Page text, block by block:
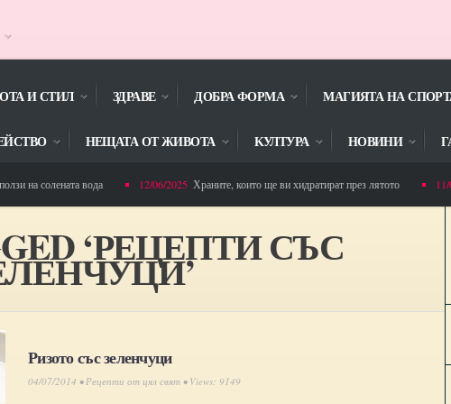
И СТИЛ ЗДРАВЕ ДОБРА ФОРМА МАГИЯТА НА
НЕЩАТА ОТ ЖИВОТА KУЛТУРА НОВИНИ
на солената вода 12/06/2025Храните, които ще ви хидратират през лятото 11/06/
‘РЕЦЕПТИ СЪС
Ризото със зеленчуци
04/07/2014 •Рецепти от цял свят • Views: 9149